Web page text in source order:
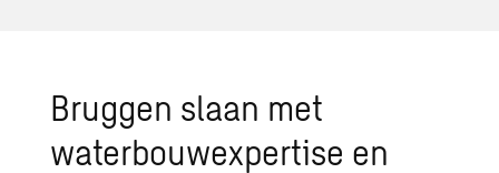
Bruggen slaan met
waterbouwexpertise en